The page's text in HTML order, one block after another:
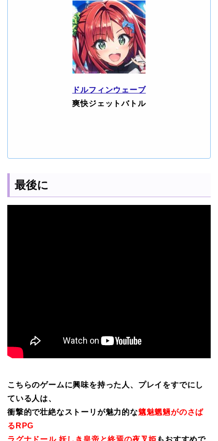
ドルフィンウェーブ
爽快ジェットバトル
最後に
こちらのゲームに興味を持った人、プレイをすでにし
ている人は、
衝撃的で壮絶なストーリが魅力的な魑魅魍魎がのさば
るRPG